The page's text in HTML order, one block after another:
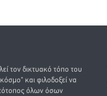
τον δικτυακό τόπο του
και φιλοδοξεί να
όλων όσων